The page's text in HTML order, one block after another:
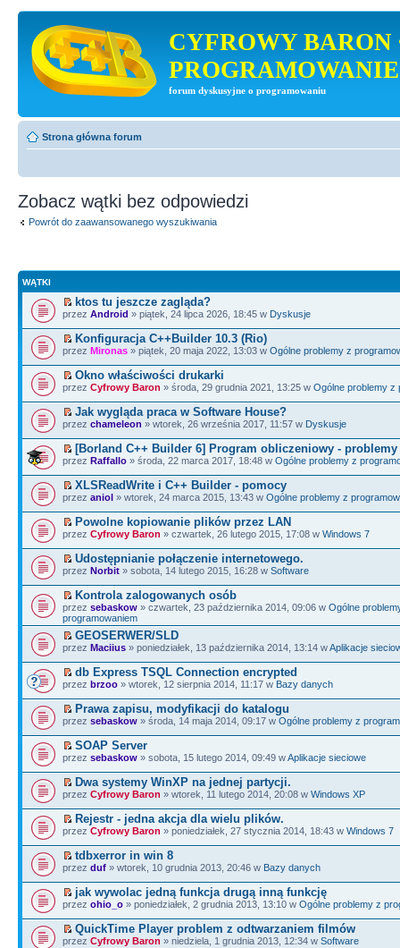
CYFROWY BARON
PROGRAMOWANIE
forum dyskusyjne o programowaniu
Strona główna forum
Zobacz wątki bez odpowiedzi
Powrót do zaawansowanego wyszukiwania
WĄTKI
ktos tu jeszcze zagląda?
przez Android » piątek, 24 lipca 2026, 18:45 w Dyskusje
Konfiguracja C++Builder 10.3 (Rio)
przez Mironas » piątek, 20 maja 2022, 13:03 w Ogólne problemy z
Okno właściwości drukarki
przez Cyfrowy Baron » środa, 29 grudnia 2021, 13:25 w Ogólne problemy z
Jak wygląda praca w Software House?
przez chameleon » wtorek, 26 września 2017, 11:57 w Dyskusje
[Borland C++ Builder 6] Program obliczeniowy - problemy
przez Raffallo » środa, 22 marca 2017, 18:48 w Ogólne problemy z
XLSReadWrite i C++ Builder - pomocy
przez aniol » wtorek, 24 marca 2015, 13:43 w Ogólne problemy z
Powolne kopiowanie plików przez LAN
przez Cyfrowy Baron » czwartek, 26 lutego 2015, 17:08 w Windows 7
Udostępnianie połączenie internetowego.
przez Norbit » sobota, 14 lutego 2015, 16:28 w Software
Kontrola zalogowanych osób
przez sebaskow » czwartek, 23 października 2014, 09:06 w Ogólne
programowaniem
GEOSERWER/SLD
przez Maciius » poniedziałek, 13 października 2014, 13:14 wAplikacje
db Express TSQL Connection encrypted
przez brzoo » wtorek, 12 sierpnia 2014, 11:17 w Bazy danych
Prawa zapisu, modyfikacji do katalogu
przez sebaskow » środa, 14 maja 2014, 09:17 w Ogólne problemy z
SOAP Server
przez sebaskow » sobota, 15 lutego 2014, 09:49 wAplikacje sieciowe
Dwa systemy WinXP na jednej partycji.
przez Cyfrowy Baron » wtorek, 11 lutego 2014, 20:08 w Windows XP
Rejestr - jedna akcja dla wielu plików.
przez Cyfrowy Baron » poniedziałek, 27 stycznia 2014, 18:43 w Windows 7
tdbxerror in win 8
przez duf » wtorek, 10 grudnia 2013, 20:46 w Bazy danych
jak wywolac jedną funkcja drugą inną funkcję
przez ohio_o » poniedziałek, 2 grudnia 2013, 13:10 w Ogólne problemy z
QuickTime Player problem z odtwarzaniem filmów
przez Cyfrowy Baron » niedziela, 1 grudnia 2013, 12:34 w Software